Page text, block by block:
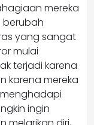
mereka
berubah
yang sangat
mulai
terjadi karena
karena mereka
ingin